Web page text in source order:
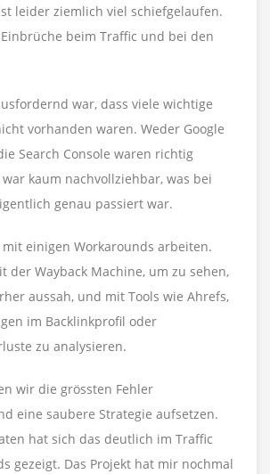
leider ziemlich viel schiefgelaufen.
Einbrüche beim Traffic und bei den
war, dass viele wichtige
vorhanden waren. Weder Google
Search Console waren richtig
kaum nachvollziehbar, was bei
genau passiert war.
mit einigen Workarounds arbeiten.
der Wayback Machine, um zu sehen,
aussah, und mit Tools wie Ahrefs,
im Backlinkprofil oder
zu analysieren.
wir die grössten Fehler
eine saubere Strategie aufsetzen.
hat sich das deutlich im Traffic
gezeigt. Das Projekt hat mir nochmal